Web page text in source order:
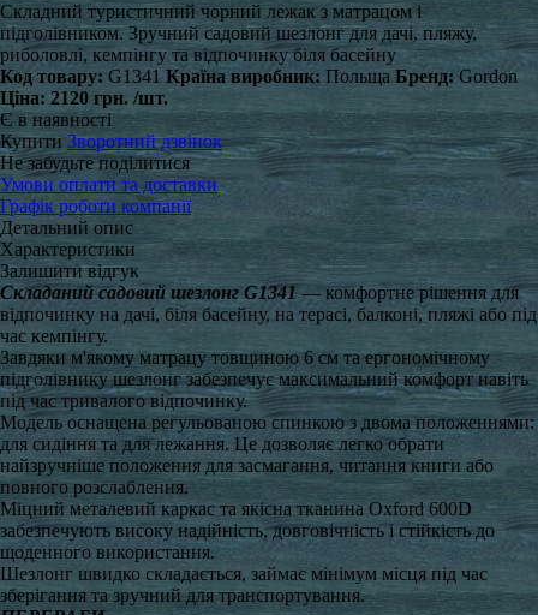
Складний туристичний чорний лежак з матрацом і
підголівником. Зручний садовий шезлонг для дачі, пляжу,
риболовлі, кемпінгу та відпочинку біля басейну
Код товару: G1341 Країна виробник: Польща Бренд: Gordon
Ціна: 2120 грн. /шт.
Є в наявності
Купити Зворотний дзвінок
Не забудьте поділитися
Умови оплати та доставки
Графік роботи компанії
Детальний опис
Характеристики
Залишити відгук
Складаний садовий шезлонг G1341— комфортне рішення для
відпочинку на дачі, біля басейну, на терасі, балконі, пляжі або під
час кемпінгу.
Завдяки м'якому матрацу товщиною 6 см та ергономічному
підголівнику шезлонг забезпечує максимальний комфорт навіть
під час тривалого відпочинку.
Модель оснащена регульованою спинкою з двома положеннями:
для сидіння та для лежання. Це дозволяє легко обрати
найзручніше положення для засмагання, читання книги або
повного розслаблення.
Міцний металевий каркас та якісна тканина Oxford 600D
забезпечують високу надійність, довговічність і стійкість до
щоденного використання.
Шезлонг швидко складається, займає мінімум місця під час
зберігання та зручний для транспортування.